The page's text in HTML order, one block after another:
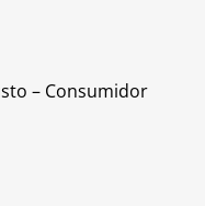
– Consumidor